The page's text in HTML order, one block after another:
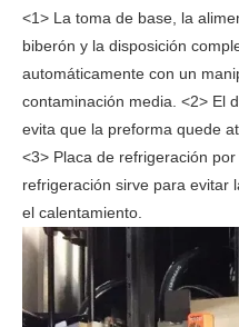
<1> La toma de base, la
biberón y la disposición
automáticamente con un
contaminación media. <2> El
evita que la preforma quede
<3> Placa de refrigeración
refrigeración sirve para evitar
el calentamiento.